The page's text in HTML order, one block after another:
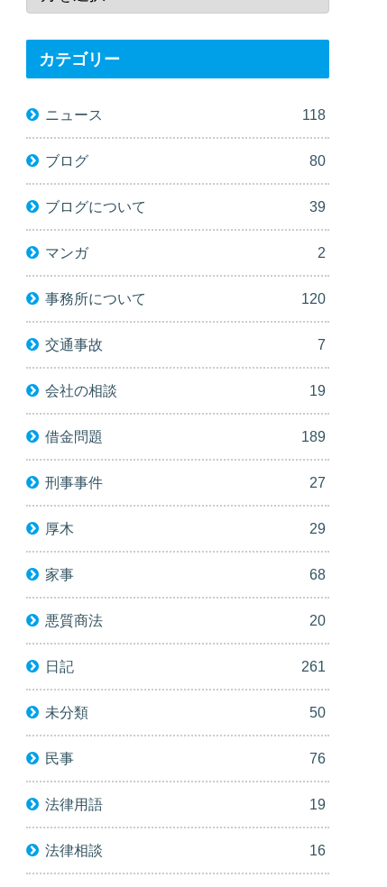
カテゴリー
ニュース 118
ブログ 80
ブログについて 39
マンガ 2
事務所について 120
交通事故 7
会社の相談 19
借金問題 189
刑事事件 27
厚木 29
家事 68
悪質商法 20
日記 261
未分類 50
民事 76
法律用語 19
法律相談 16